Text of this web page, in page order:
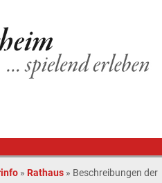
» Rathaus » Beschreibungen der